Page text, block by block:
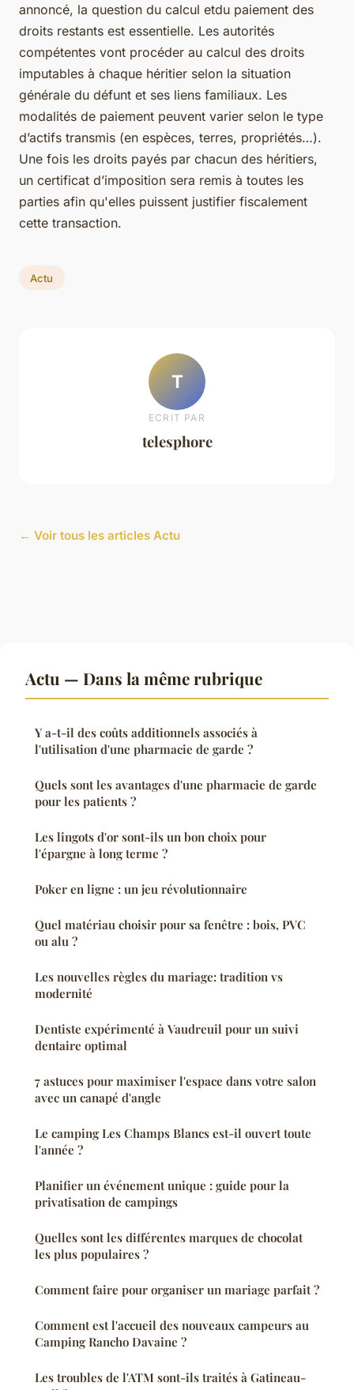
annoncé, la question du calcul etdu paiement des
droits restants est essentielle. Les autorités
compétentes vont procéder au calcul des droits
imputables à chaque héritier selon la situation
générale du défunt et ses liens familiaux. Les
modalités de paiement peuvent varier selon le type
d’actifs transmis (en espèces, terres, propriétés…).
Une fois les droits payés par chacun des héritiers,
un certificat d’imposition sera remis à toutes les
parties afin qu'elles puissent justifier fiscalement
cette transaction.
Actu
T
ECRIT PAR
telesphore
← Voir tous les articles Actu
Actu — Dans la même rubrique
Y a-t-il des coûts additionnels associés à
l'utilisation d'une pharmacie de garde ?
Quels sont les avantages d'une pharmacie de garde
pour les patients ?
Les lingots d'or sont-ils un bon choix pour
l'épargne à long terme ?
Poker en ligne : un jeu révolutionnaire
Quel matériau choisir pour sa fenêtre : bois, PVC
ou alu ?
Les nouvelles règles du mariage: tradition vs
modernité
Dentiste expérimenté à Vaudreuil pour un suivi
dentaire optimal
7 astuces pour maximiser l'espace dans votre salon
avec un canapé d'angle
Le camping Les Champs Blancs est-il ouvert toute
l'année ?
Planifier un événement unique : guide pour la
privatisation de campings
Quelles sont les différentes marques de chocolat
les plus populaires ?
Comment faire pour organiser un mariage parfait ?
Comment est l'accueil des nouveaux campeurs au
Camping Rancho Davaine ?
Les troubles de l'ATM sont-ils traités à Gatineau-